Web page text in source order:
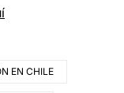
EN CHILE